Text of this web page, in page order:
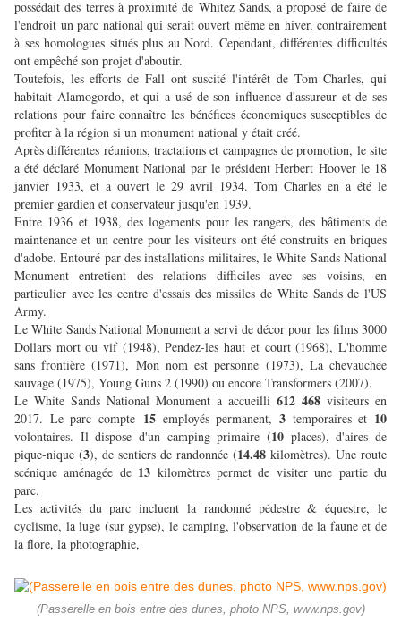
possédait des terres à proximité de Whitez Sands, a proposé de faire de
l'endroit un parc national qui serait ouvert même en hiver, contrairement
à ses homologues situés plus au Nord. Cependant, différentes difficultés
ont empêché son projet d'aboutir.
Toutefois, les efforts de Fall ont suscité l'intérêt de Tom Charles, qui
habitait Alamogordo, et qui a usé de son influence d'assureur et de ses
relations pour faire connaître les bénéfices économiques susceptibles de
profiter à la région si un monument national y était créé.
Après différentes réunions, tractations et campagnes de promotion, le site
a été déclaré Monument National par le président Herbert Hoover le 18
janvier 1933, et a ouvert le 29 avril 1934. Tom Charles en a été le
premier gardien et conservateur jusqu'en 1939.
Entre 1936 et 1938, des logements pour les rangers, des bâtiments de
maintenance et un centre pour les visiteurs ont été construits en briques
d'adobe. Entouré par des installations militaires, le White Sands National
Monument entretient des relations difficiles avec ses voisins, en
particulier avec les centre d'essais des missiles de White Sands de l'US
Army.
Le White Sands National Monument a servi de décor pour les films 3000
Dollars mort ou vif (1948), Pendez-les haut et court (1968), L'homme
sans frontière (1971), Mon nom est personne (1973), La chevauchée
sauvage (1975), Young Guns 2 (1990) ou encore Transformers (2007).
Le White Sands National Monument a accueilli 612 468 visiteurs en
2017. Le parc compte 15 employés permanent, 3 temporaires et 10
volontaires. Il dispose d'un camping primaire (10 places), d'aires de
pique-nique (3), de sentiers de randonnée (14.48 kilomètres). Une route
scénique aménagée de 13 kilomètres permet de visiter une partie du
parc.
Les activités du parc incluent la randonné pédestre & équestre, le
cyclisme, la luge (sur gypse), le camping, l'observation de la faune et de
la flore, la photographie,
(Passerelle en bois entre des dunes, photo NPS, www.nps.gov)